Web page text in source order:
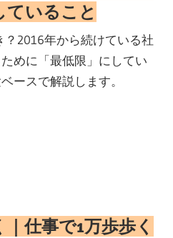
ていること
？2016年から続けている社
めに「最低限」にしてい
ースで解説します。
仕事で1万歩歩く